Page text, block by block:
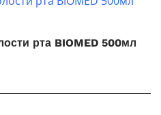
рта BIOMED 500мл